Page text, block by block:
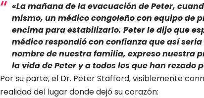
«La mañana de la evacuación de Peter,
mismo, un médico congoleño con equipo de
encima para estabilizarlo. Peter le dijo que
médico respondió con confianza que así
nombre de nuestra familia, expreso nuestra
la vida de Peter y a todos los que han rezado
Por su parte, el Dr. Peter Stafford, visiblemente
realidad del lugar donde dejó su corazón: